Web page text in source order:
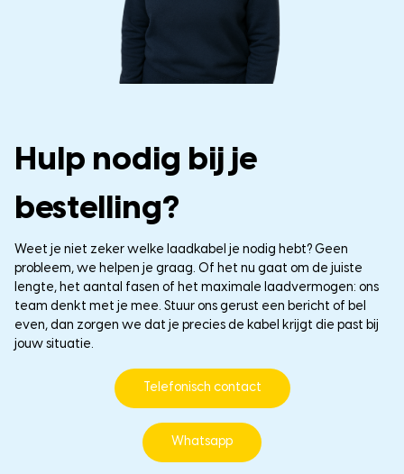
Hulp nodig bij je
bestelling?
Weet je niet zeker welke laadkabel je nodig hebt? Geen
probleem, we helpen je graag. Of het nu gaat om de juiste
lengte, het aantal fasen of het maximale laadvermogen: ons
team denkt met je mee. Stuur ons gerust een bericht of bel
even, dan zorgen we dat je precies de kabel krijgt die past bij
jouw situatie.
Telefonisch contact
Whatsapp